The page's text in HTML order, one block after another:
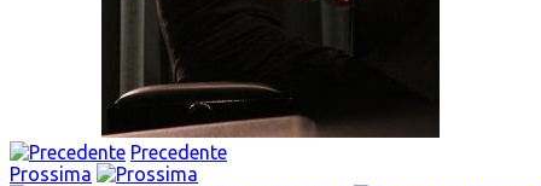
Precedente
Prossima